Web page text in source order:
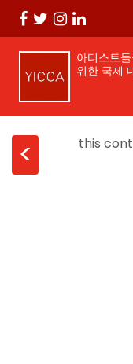
아티스트
위한 국제
< this